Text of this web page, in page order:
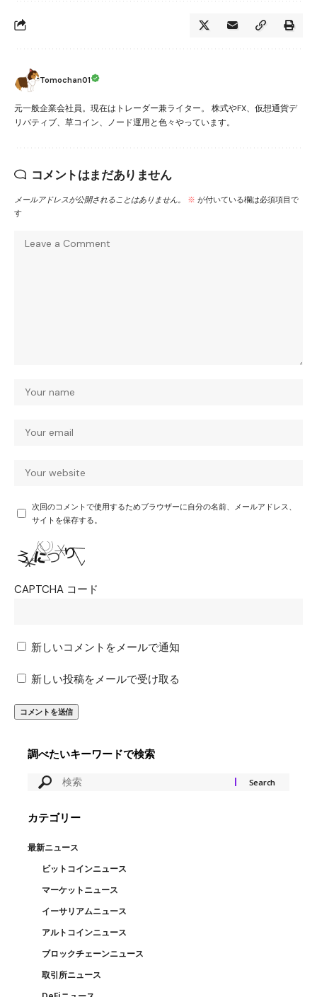
Tomochan01
元一般企業会社員。現在はトレーダー兼ライター。 株式やFX、仮想通貨デ
リバティブ、草コイン、ノード運用と色々やっています。
コメントはまだありません
メールアドレスが公開されることはありません。 ※ が付いている欄は必須項目で
す
次回のコメントで使用するためブラウザーに自分の名前、メールアドレス、
サイトを保存する。
CAPTCHA コード
新しいコメントをメールで通知
新しい投稿をメールで受け取る
調べたいキーワードで検索
カテゴリー
最新ニュース
ビットコインニュース
マーケットニュース
イーサリアムニュース
アルトコインニュース
ブロックチェーンニュース
取引所ニュース